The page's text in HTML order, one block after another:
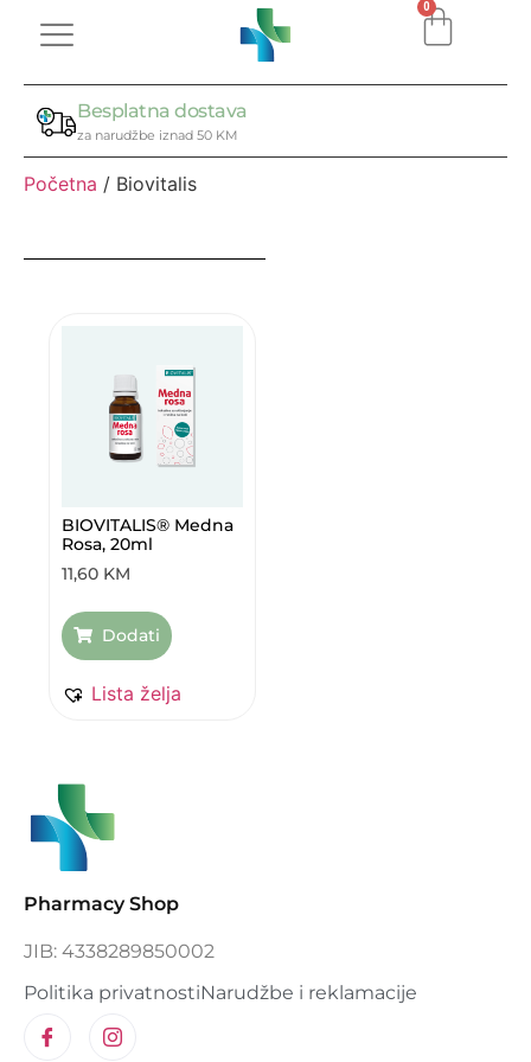
0
Besplatna dostava
za narudžbe iznad 50 KM
Početna / Biovitalis
BIOVITALIS® Medna
Rosa, 20ml
11,60 KM
Dodati
Lista želja
Pharmacy Shop
JIB: 4338289850002
Politika privatnostiNarudžbe i reklamacije